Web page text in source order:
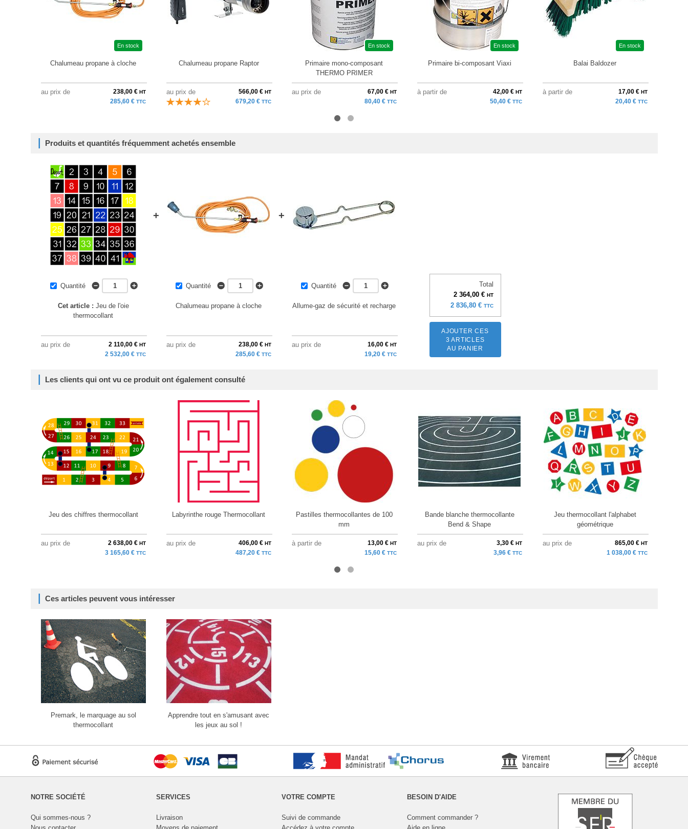
En stock
Chalumeau propane à cloche
au prix de 238,00 € HT
285,60 € TTC
Chalumeau propane Raptor
au prix de 566,00 € HT
679,20 € TTC
En stock
Primaire mono-composant
THERMO PRIMER
au prix de 67,00 € HT
80,40 € TTC
En stock
Primaire bi-composant Viaxi
à partir de 42,00 € HT
50,40 € TTC
En stock
Balai Baldozer
à partir de 17,00 € HT
20,40 € TTC
Produits et quantités fréquemment achetés ensemble
Quantité
Cet article : Jeu de l'oie
thermocollant
au prix de 2 110,00 € HT
2 532,00 € TTC
+
Quantité
Chalumeau propane à cloche
au prix de 238,00 € HT
285,60 € TTC
+
Quantité
Allume-gaz de sécurité et recharge
au prix de 16,00 € HT
19,20 € TTC
Total
2 364,00 € HT
2 836,80 € TTC
AJOUTER CES
3 ARTICLES
AU PANIER
Les clients qui ont vu ce produit ont également consulté
Jeu des chiffres thermocollant
au prix de 2 638,00 € HT
3 165,60 € TTC
Labyrinthe rouge Thermocollant
au prix de 406,00 € HT
487,20 € TTC
Pastilles thermocollantes de 100
mm
à partir de 13,00 € HT
15,60 € TTC
Bande blanche thermocollante
Bend & Shape
au prix de 3,30 € HT
3,96 € TTC
Jeu thermocollant l'alphabet
géométrique
au prix de 865,00 € HT
1 038,00 € TTC
Ces articles peuvent vous intéresser
Premark, le marquage au sol
thermocollant
Apprendre tout en s'amusant avec
les jeux au sol !
NOTRE SOCIÉTÉ
Qui sommes-nous ?
SERVICES
Livraison
VOTRE COMPTE
Suivi de commande
BESOIN D'AIDE
Comment commander ?